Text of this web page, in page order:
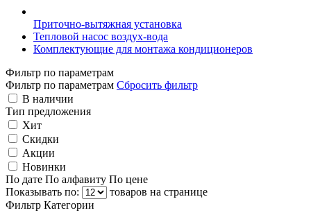
Приточно-вытяжная установка
Тепловой насос воздух-вода
Комплектующие для монтажа кондиционеров
Фильтр по параметрам
Фильтр по параметрам Сбросить фильтр
В наличии
Тип предложения
Хит
Скидки
Акции
Новинки
По дате По алфавиту По цене
Показывать по:
товаров на странице
Фильтр Категории